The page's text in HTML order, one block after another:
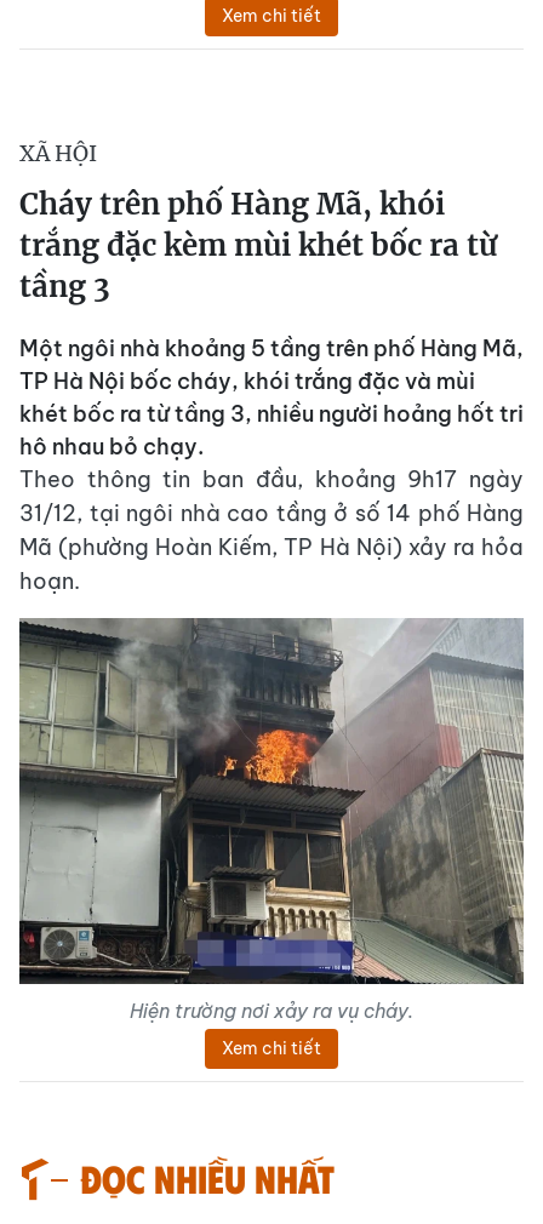
Xem chi tiết
XÃ HỘI
Cháy trên phố Hàng Mã, khói
trắng đặc kèm mùi khét bốc ra từ
tầng 3
Một ngôi nhà khoảng 5 tầng trên phố Hàng Mã,
TP Hà Nội bốc cháy, khói trắng đặc và mùi
khét bốc ra từ tầng 3, nhiều người hoảng hốt tri
hô nhau bỏ chạy.
Theo thông tin ban đầu, khoảng 9h17 ngày
31/12, tại ngôi nhà cao tầng ở số 14 phố Hàng
Mã (phường Hoàn Kiếm, TP Hà Nội) xảy ra hỏa
hoạn.
Hiện trường nơi xảy ra vụ cháy.
Xem chi tiết
Đọc nhiều nhất